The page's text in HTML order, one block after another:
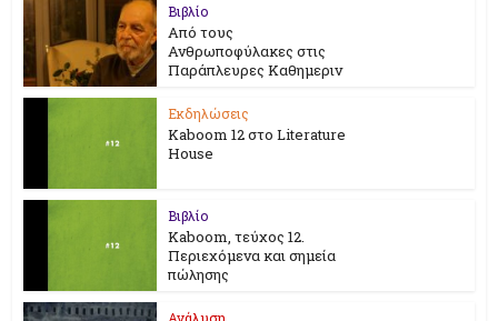
Βιβλίο
Από τους
Ανθρωποφύλακες στις
Παράπλευρες Καθημεριν
Εκδηλώσεις
Kaboom 12 στο Literature
House
Βιβλίο
Kaboom, τεύχος 12.
Περιεχόμενα και σημεία
πώλησης